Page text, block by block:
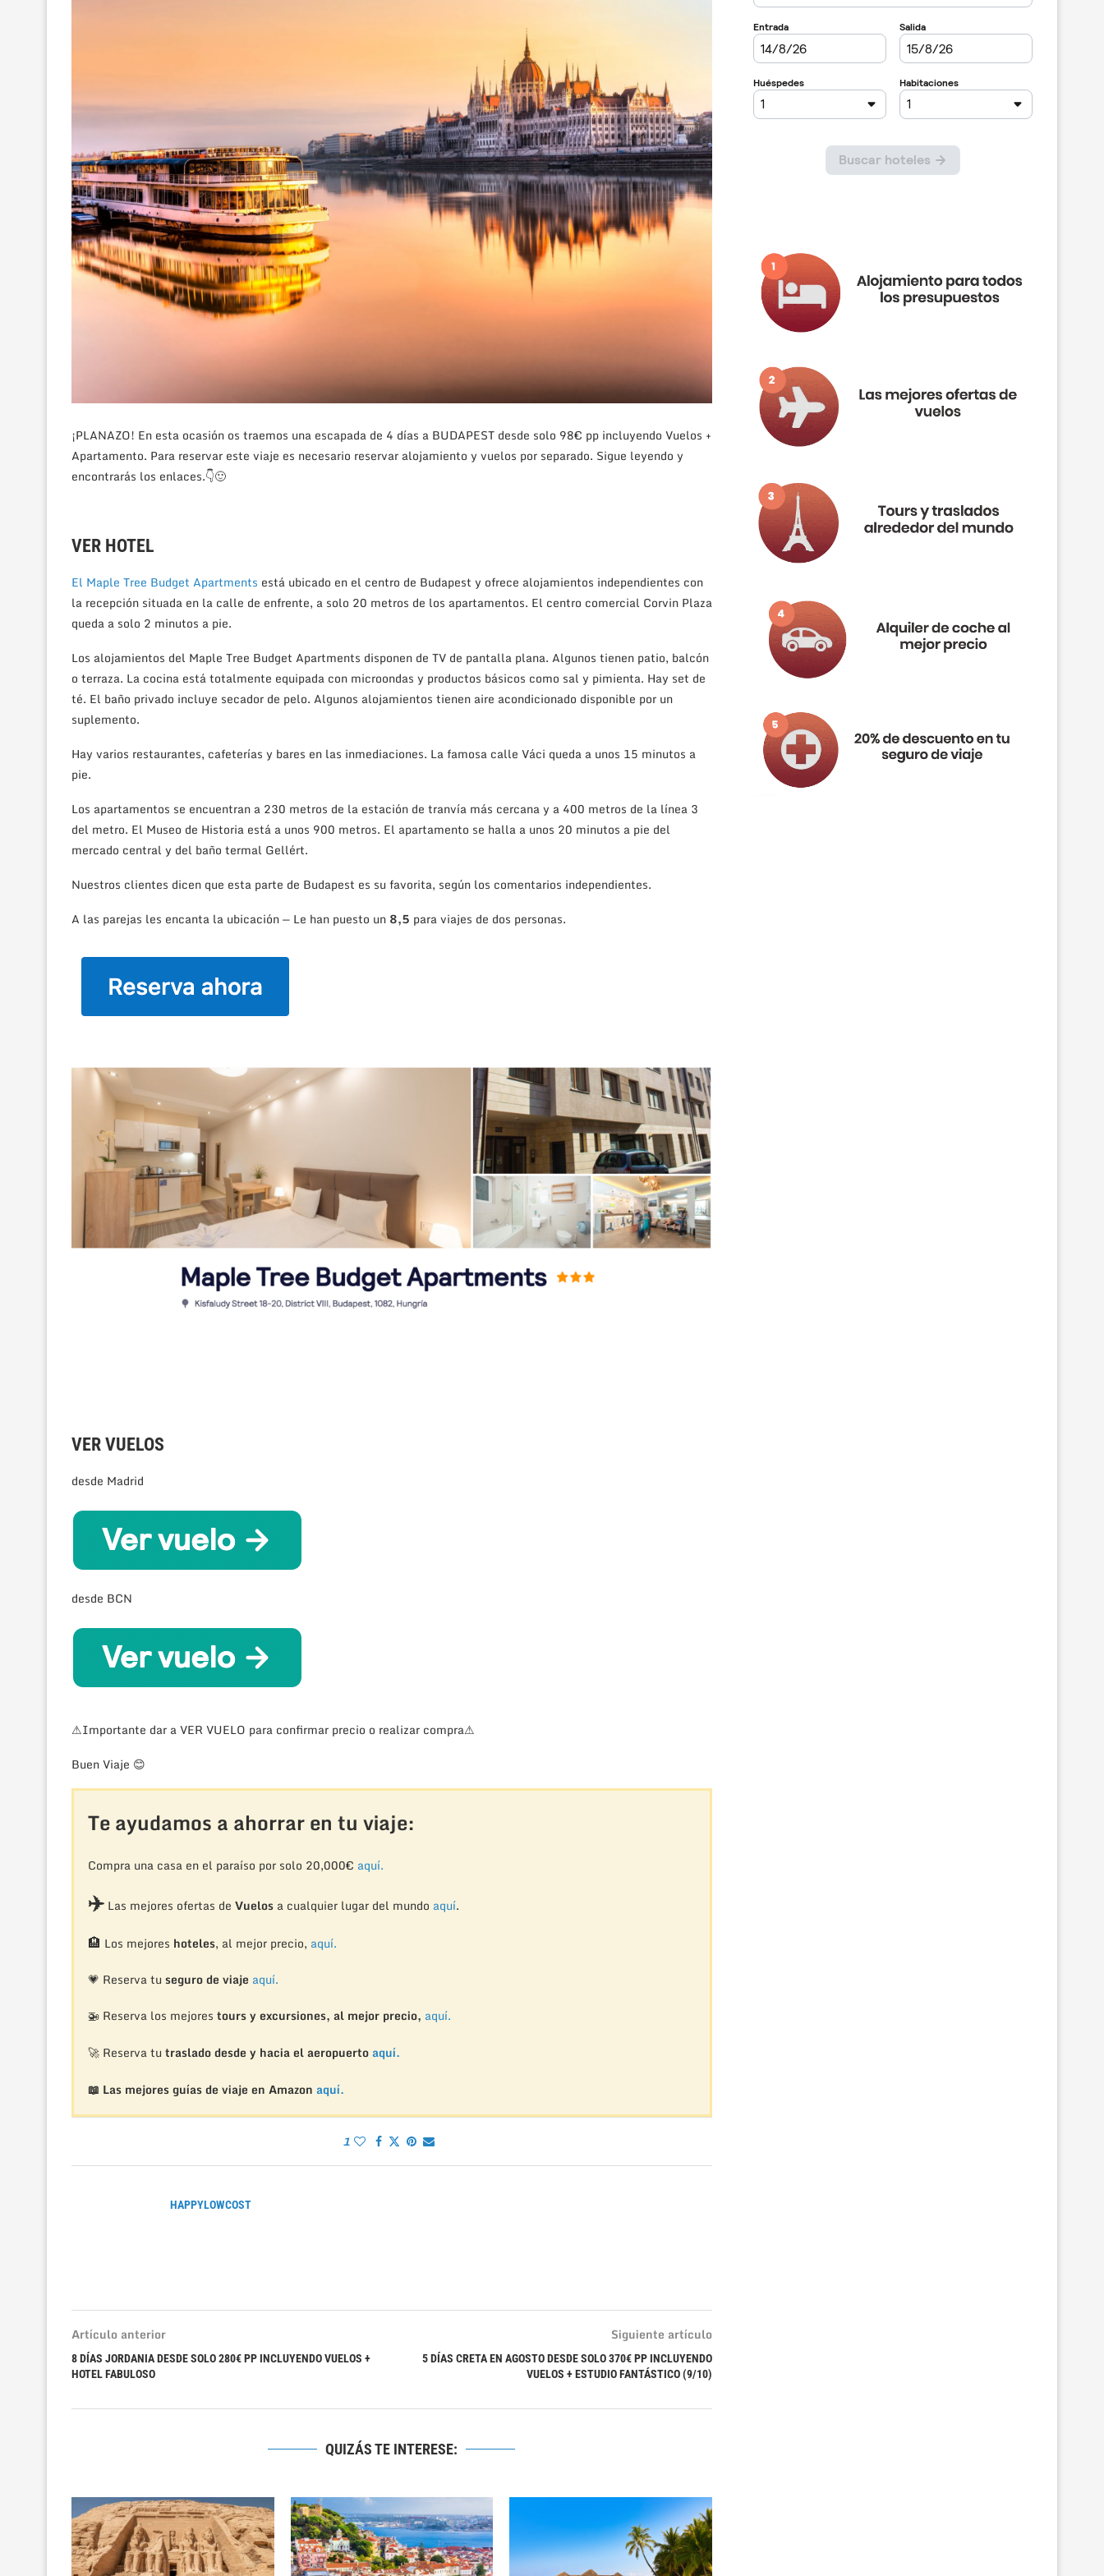
¡PLANAZO! En esta ocasión os traemos una escapada de 4 días a BUDAPEST desde solo 98€ pp incluyendo Vuelos +
Apartamento. Para reservar este viaje es necesario reservar alojamiento y vuelos por separado. Sigue leyendo y
encontrarás los enlaces.👇🙂
VER HOTEL
El Maple Tree Budget Apartments está ubicado en el centro de Budapest y ofrece alojamientos independientes con
la recepción situada en la calle de enfrente, a solo 20 metros de los apartamentos. El centro comercial Corvin Plaza
queda a solo 2 minutos a pie.
Los alojamientos del Maple Tree Budget Apartments disponen de TV de pantalla plana. Algunos tienen patio, balcón
o terraza. La cocina está totalmente equipada con microondas y productos básicos como sal y pimienta. Hay set de
té. El baño privado incluye secador de pelo. Algunos alojamientos tienen aire acondicionado disponible por un
suplemento.
Hay varios restaurantes, cafeterías y bares en las inmediaciones. La famosa calle Váci queda a unos 15 minutos a
pie.
Los apartamentos se encuentran a 230 metros de la estación de tranvía más cercana y a 400 metros de la línea 3
del metro. El Museo de Historia está a unos 900 metros. El apartamento se halla a unos 20 minutos a pie del
mercado central y del baño termal Gellért.
Nuestros clientes dicen que esta parte de Budapest es su favorita, según los comentarios independientes.
A las parejas les encanta la ubicación — Le han puesto un 8,5 para viajes de dos personas.
VER VUELOS
desde Madrid
desde BCN
⚠Importante dar a VER VUELO para confirmar precio o realizar compra⚠
Buen Viaje 😊
Te ayudamos a ahorrar en tu viaje:
Compra una casa en el paraíso por solo 20,000€ aquí.
✈️Las mejores ofertas de Vuelosa cualquier lugar del mundo aquí.
🏨 Los mejores hoteles, al mejor precio, aquí.
💗 Reserva tu seguro de viaje aquí.
🚁 Reserva los mejores tours y excursiones, al mejor precio, aquí.
🚀 Reserva tu traslado desde y hacia el aeropuertoaquí.
📖 Las mejores guías de viaje en Amazon aquí.
1
HAPPYLOWCOST
Artículo anterior
8 DÍAS JORDANIA DESDE SOLO 280€ PP INCLUYENDO VUELOS +
HOTEL FABULOSO
Siguiente artículo
5 DÍAS CRETA EN AGOSTO DESDE SOLO 370€ PP INCLUYENDO
VUELOS + ESTUDIO FANTÁSTICO (9/10)
QUIZÁS TE INTERESE: